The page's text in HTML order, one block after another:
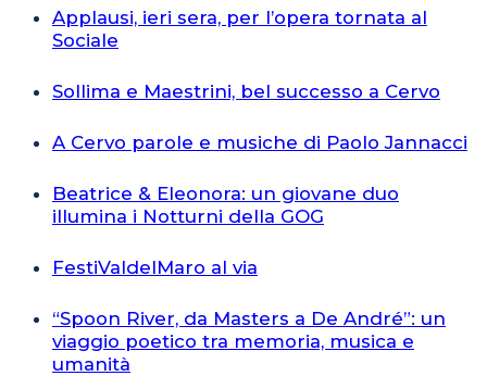
Applausi, ieri sera, per l’opera tornata al
Sociale
Sollima e Maestrini, bel successo a Cervo
A Cervo parole e musiche di Paolo Jannacci
Beatrice & Eleonora: un giovane duo
illumina i Notturni della GOG
FestiValdelMaro al via
“Spoon River, da Masters a De André”: un
viaggio poetico tra memoria, musica e
umanità